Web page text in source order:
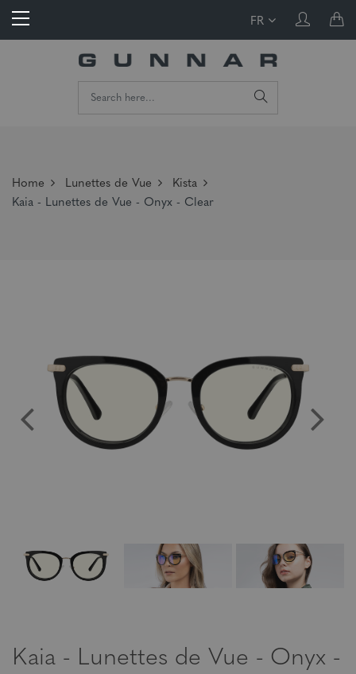
FR
Home Lunettes de Vue
Kista
Kaia - Lunettes de Vue - Onyx - Clear
Kaia - Lunettes de Vue - Onyx -